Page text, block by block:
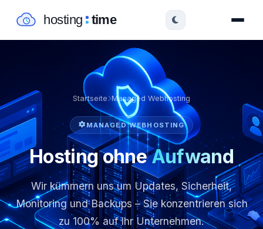
Startseite Managed Webhosting
MANAGED WEBHOSTING
Hosting ohneAufwand
Wir kümmern uns um Updates, Sicherheit,
Monitoring und Backups – Sie konzentrieren sich
zu 100% auf Ihr Unternehmen.